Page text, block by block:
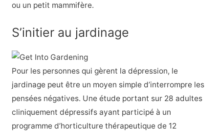
ou un petit mammifère.
S’initier au jardinage
Pour les personnes qui gèrent la dépression, le
jardinage peut être un moyen simple d’interrompre les
pensées négatives. Une étude portant sur 28 adultes
cliniquement dépressifs ayant participé à un
programme d’horticulture thérapeutique de 12